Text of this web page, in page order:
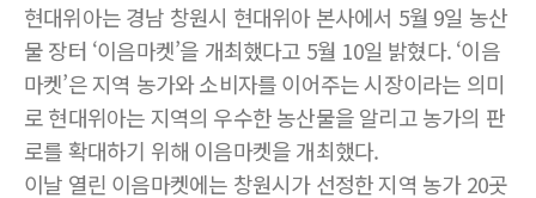
현대위아는 경남 창원시 현대위아 본사에서 5월 9일 농산
물 장터 ‘이음마켓’을 개최했다고 5월 10일 밝혔다. ‘이음
마켓’은 지역 농가와 소비자를 이어주는 시장이라는 의미
로 현대위아는 지역의 우수한 농산물을 알리고 농가의 판
로를 확대하기 위해 이음마켓을 개최했다.
이날 열린 이음마켓에는 창원시가 선정한 지역 농가 20곳